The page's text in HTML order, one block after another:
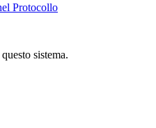
Protocollo
sistema.